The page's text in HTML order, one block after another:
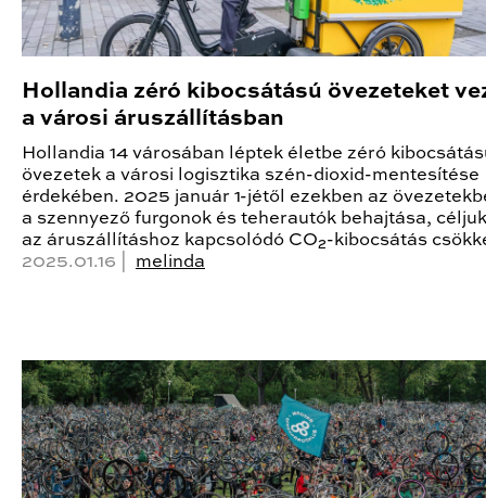
Hollandia zéró kibocsátású övezeteket
a városi áruszállításban
Hollandia 14 városában léptek életbe zéró
övezetek a városi logisztika szén-dioxid-mentesítése
érdekében. 2025 január 1-jétől ezekben az
a szennyező furgonok és teherautók behajtása,
az áruszállításhoz kapcsolódó CO₂-kibocsátás
2025.01.16 | melinda